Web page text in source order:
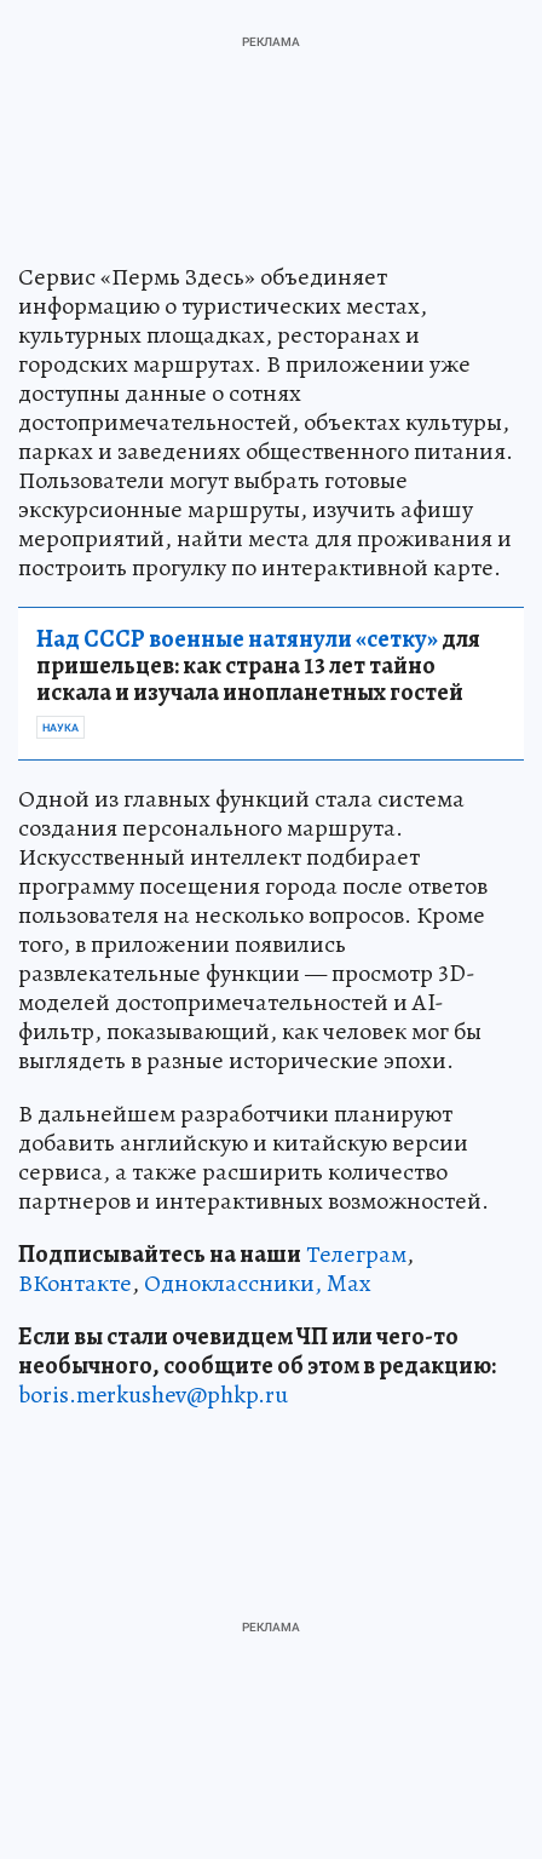
Сервис «Пермь Здесь» объединяет
информацию о туристических местах,
культурных площадках, ресторанах и
городских маршрутах. В приложении уже
доступны данные о сотнях
достопримечательностей, объектах культуры,
парках и заведениях общественного питания.
Пользователи могут выбрать готовые
экскурсионные маршруты, изучить афишу
мероприятий, найти места для проживания и
построить прогулку по интерактивной карте.
Над СССР военные натянули «сетку»для
пришельцев: как страна 13 лет тайно
искала и изучала инопланетных гостей
НАУКА
Одной из главных функций стала система
создания персонального маршрута.
Искусственный интеллект подбирает
программу посещения города после ответов
пользователя на несколько вопросов. Кроме
того, в приложении появились
развлекательные функции — просмотр 3D-
моделей достопримечательностей и AI-
фильтр, показывающий, как человек мог бы
выглядеть в разные исторические эпохи.
В дальнейшем разработчики планируют
добавить английскую и китайскую версии
сервиса, а также расширить количество
партнеров и интерактивных возможностей.
Подписывайтесь на нашиТелеграм,
ВКонтакте, Одноклассники,Max
Если вы стали очевидцем ЧП или чего-то
необычного, сообщите об этом в редакцию:
boris.merkushev@phkp.ru